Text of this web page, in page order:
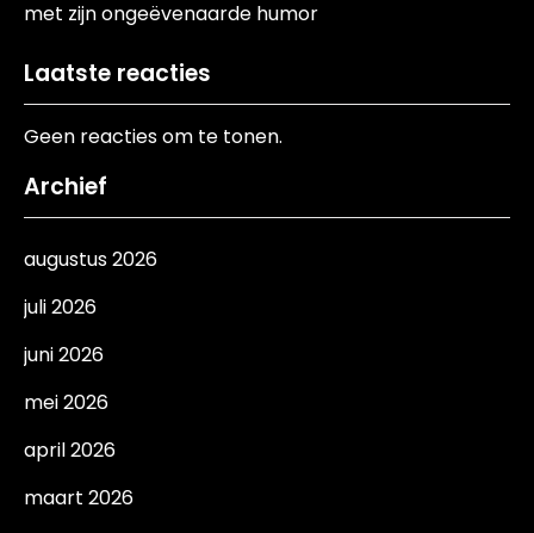
met zijn ongeëvenaarde humor
Laatste reacties
Geen reacties om te tonen.
Archief
augustus 2026
juli 2026
juni 2026
mei 2026
april 2026
maart 2026